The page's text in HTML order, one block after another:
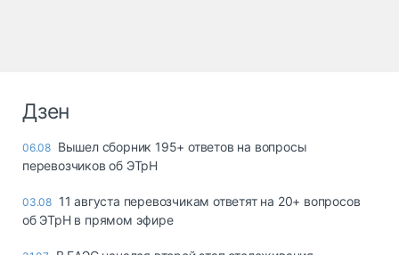
Дзен
06.08 Вышел сборник 195+ ответов на вопросы
перевозчиков об ЭТрН
03.08 11 августа перевозчикам ответят на 20+ вопросов
об ЭТрН в прямом эфире